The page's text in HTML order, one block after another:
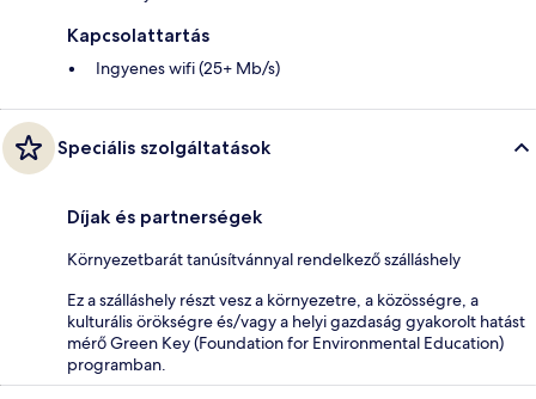
Kapcsolattartás
Ingyenes wifi (25+ Mb/s)
Speciális szolgáltatások
Díjak és partnerségek
Környezetbarát tanúsítvánnyal rendelkező szálláshely
Ez a szálláshely részt vesz a környezetre, a közösségre, a
kulturális örökségre és/vagy a helyi gazdaság gyakorolt hatást
mérő Green Key (Foundation for Environmental Education)
programban.